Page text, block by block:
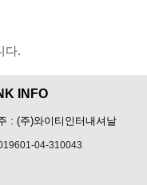
다.
INFO
: (주)와이티인터내셔날
04-310043